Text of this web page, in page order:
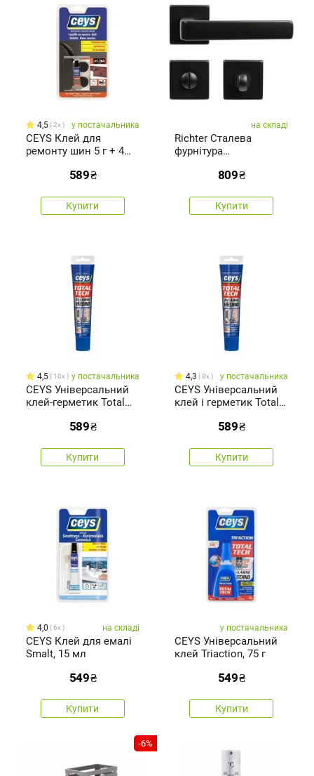
4,5 2x у постачальника
CEYS Клей для
ремонту шин 5 г + 4
589₴
Купити
на складі
Richter Сталевa
фурнітура
809₴
Купити
4,5 10x у постачальника
CEYS Універсальний
клей-герметик Total
589₴
Купити
4,3 8x у постачальника
CEYS Універсальний
клей і герметик Total
589₴
Купити
4,0 6x на складі
CEYS Клей для емалі
Smalt, 15 мл
549₴
Купити
у постачальника
CEYS Універсальний
клей Triaction, 75 г
549₴
Купити
-6%